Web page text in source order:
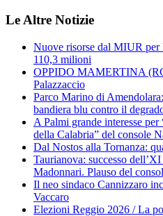
Le Altre Notizie
Nuove risorse dal MIUR
110,3 milioni
OPPIDO MAMERTINA
Palazzaccio
Parco Marino di
bandiera blu contro il
A Palmi grande interesse
della Calabria” del console
Dal Nostos alla Tornanza:
Taurianova: successo
Madonnari. Plauso del
Il neo sindaco Cannizzaro
Vaccaro
Elezioni Reggio 2026 / La